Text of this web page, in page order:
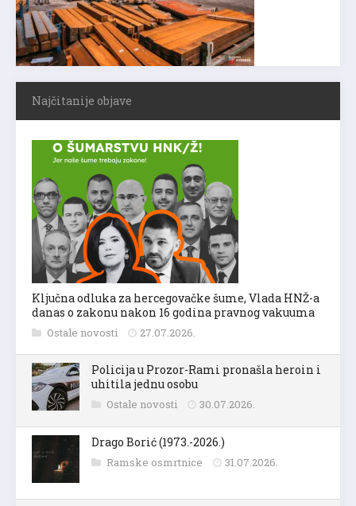
Najčitanije objave
Ključna odluka za hercegovačke šume, Vlada HNŽ-a
danas o zakonu nakon 16 godina pravnog vakuuma
Ostale novosti 27.07.2026.
Policija u Prozor-Rami pronašla heroin i
uhitila jednu osobu
Ostale novosti 30.07.2026.
Drago Borić (1973.-2026.)
Ramske osmrtnice 31.07.2026.